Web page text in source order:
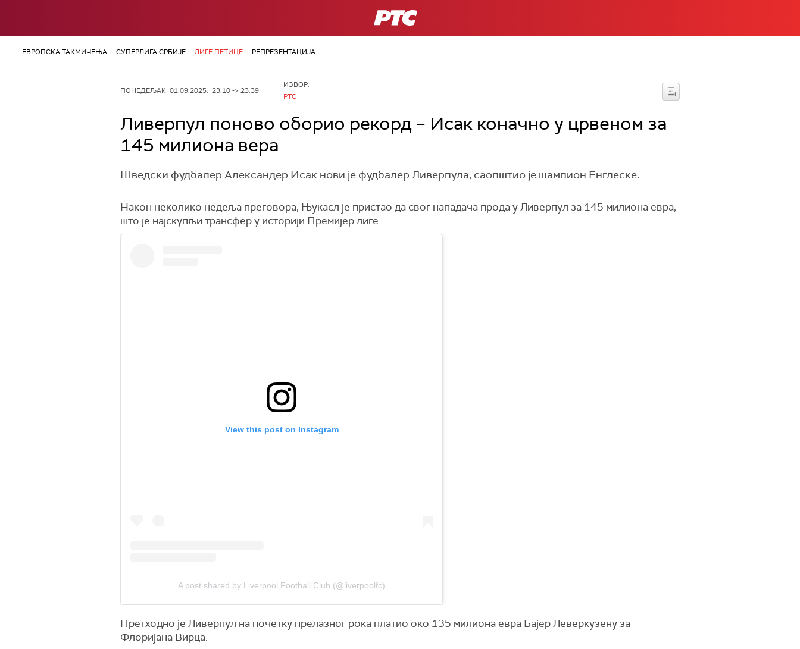
РТС
ЕВРОПСКА ТАКМИЧЕЊА СУПЕРЛИГА СРБИЈЕ ЛИГЕ ПЕТИЦЕ РЕПРЕЗЕНТАЦИЈА
ПОНЕДЕЉАК, 01.09.2025, 23:10 -> 23:39
ИЗВОР:
РТС
Ливерпул поново оборио рекорд – Исак коначно у црвеном за
145 милиона вера
Шведски фудбалер Александер Исак нови је фудбалер Ливерпула, саопштио је шампион Енглеске.
Након неколико недеља преговора, Њукасл је пристао да свог нападача прода у Ливерпул за 145 милиона евра,
што је најскупљи трансфер у историји Премијер лиге.
View this post on Instagram
A post shared by Liverpool Football Club (@liverpoolfc)
Претходно је Ливерпул на почетку прелазног рока платио око 135 милиона евра Бајер Леверкузену за
Флоријана Вирца.